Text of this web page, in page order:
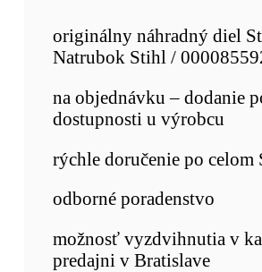
originálny náhradný diel
Natrubok Stihl /
na objednávku – dodanie
dostupnosti u výrobcu
rýchle doručenie po celom
odborné poradenstvo
možnosť vyzdvihnutia v
predajni v Bratislave